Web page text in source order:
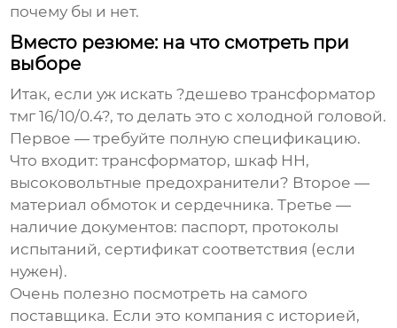
почему бы и нет.
Вместо резюме: на что смотреть при
выборе
Итак, если уж искать ?дешево трансформатор
тмг 16/10/0.4?, то делать это с холодной головой.
Первое — требуйте полную спецификацию.
Что входит: трансформатор, шкаф НН,
высоковольтные предохранители? Второе —
материал обмоток и сердечника. Третье —
наличие документов: паспорт, протоколы
испытаний, сертификат соответствия (если
нужен).
Очень полезно посмотреть на самого
поставщика. Если это компания с историей,